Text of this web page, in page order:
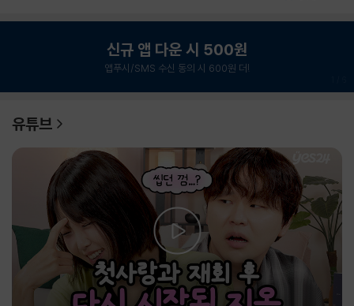
신규 앱 다운 시 500원
앱푸시/SMS 수신 동의 시 600원 더!
유튜브